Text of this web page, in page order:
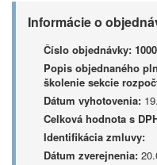
Informácie o
Číslo objednávky:
Popis objednaného
školenie sekcie
Dátum vyhotovenia:
Celková hodnota s
Identifikácia zmluvy:
Dátum zverejnenia: